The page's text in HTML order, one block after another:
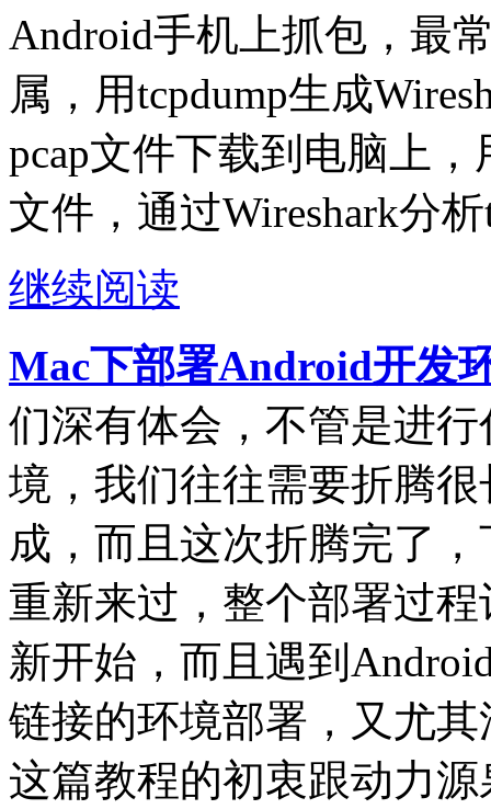
Android手机上抓包，最
属，用tcpdump生成
pcap文件下载到电脑上，
文件，通过Wireshark分
继续阅读
Mac下部署Android开发
们深有体会，不管是进
境，我们往往需要折腾
成，而且这次折腾完了
重新来过，整个部署过
新开始，而且遇到
链接的环境部署，又尤
这篇教程的初衷跟动力